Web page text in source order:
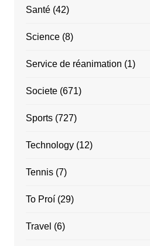
Santé(42)
Science(8)
Service de réanimation (1)
Societe(671)
Sports(727)
Technology(12)
Tennis(7)
To Proí(29)
Travel (6)